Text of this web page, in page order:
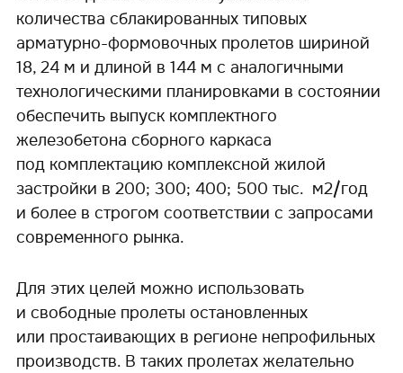
количества сблакированных типовых
арматурно-формовочных пролетов шириной
18, 24 м и длиной в 144 м с аналогичными
технологическими планировками в состоянии
обеспечить выпуск комплектного
железобетона сборного каркаса
под комплектацию комплексной жилой
застройки в 200; 300; 400; 500 тыс. м2/год
и более в строгом соответствии с запросами
современного рынка.
Для этих целей можно использовать
и свободные пролеты остановленных
или простаивающих в регионе непрофильных
производств. В таких пролетах желательно